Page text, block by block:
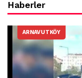
Haberler
ARNAVUTKÖY